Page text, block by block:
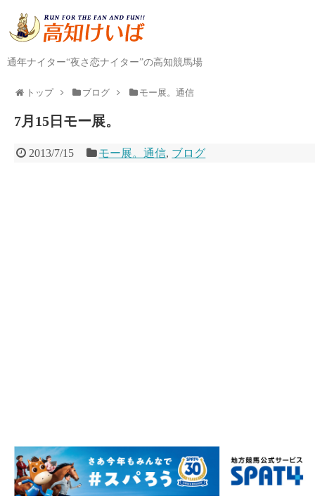
通年ナイター“夜さ恋ナイター”の高知競馬場
トップ ブログ モー展。通信
7月15日モー展。
2013/7/15 モー展。通信, ブログ